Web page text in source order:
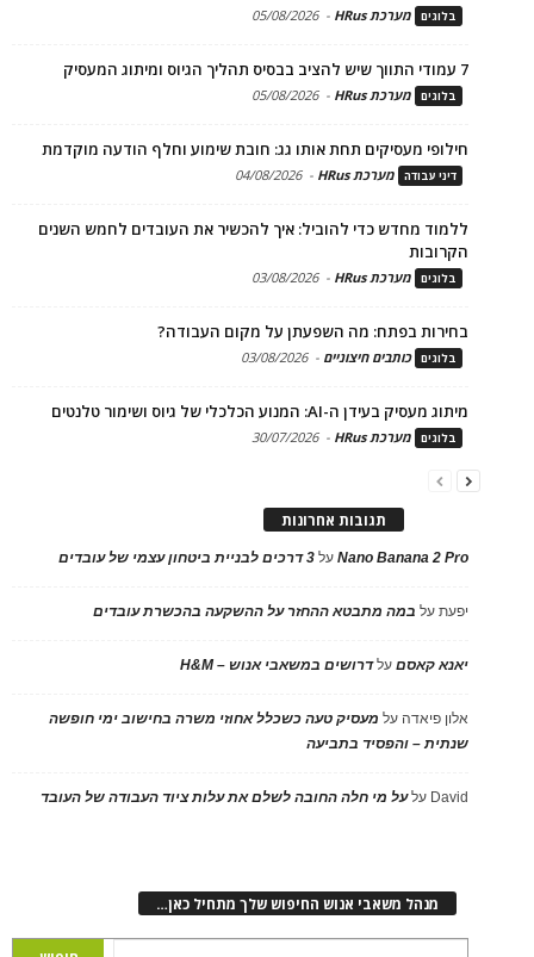
בלוגים מערכת HRus -
05/08/2026
7 עמודי התווך שיש להציב בבסיס תהליך הגיוס ומיתוג המעסיק
בלוגים מערכת HRus -
05/08/2026
חילופי מעסיקים תחת אותו גג: חובת שימוע וחלף הודעה מוקדמת
דיני עבודה מערכת HRus -
04/08/2026
ללמוד מחדש כדי להוביל: איך להכשיר את העובדים לחמש השנים
הקרובות
בלוגים מערכת HRus -
03/08/2026
בחירות בפתח: מה השפעתן על מקום העבודה?
בלוגים כותבים חיצוניים -
03/08/2026
מיתוג מעסיק בעידן ה-AI: המנוע הכלכלי של גיוס ושימור טלנטים
בלוגים מערכת HRus -
30/07/2026
תגובות אחרונות
Nano Banana 2 Proעל 3 דרכים לבניית ביטחון עצמי של עובדים
יפעתעל במה מתבטא ההחזר על ההשקעה בהכשרת עובדים
יאנא קאסםעלדרושים במשאבי אנוש – H&M
אלון פיאדה על מעסיק טעה כשכלל אחוזי משרה בחישוב ימי חופשה
שנתית – והפסיד בתביעה
David עלעל מי חלה החובה לשלם את עלות ציוד העבודה של העובד
מנהל משאבי אנוש החיפוש שלך מתחיל כאן…